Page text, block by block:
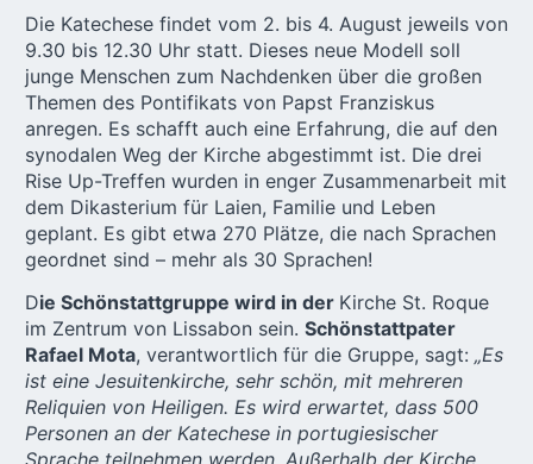
Die Katechese findet vom 2. bis 4. August jeweils von
9.30 bis 12.30 Uhr statt. Dieses neue Modell soll
junge Menschen zum Nachdenken über die großen
Themen des Pontifikats von Papst Franziskus
anregen. Es schafft auch eine Erfahrung, die auf den
synodalen Weg der Kirche abgestimmt ist. Die drei
Rise Up-Treffen wurden in enger Zusammenarbeit mit
dem Dikasterium für Laien, Familie und Leben
geplant. Es gibt etwa 270 Plätze, die nach Sprachen
geordnet sind – mehr als 30 Sprachen!
Die Schönstattgruppe wird in der Kirche St. Roque
im Zentrum von Lissabon sein. Schönstattpater
Rafael Mota, verantwortlich für die Gruppe, sagt: „Es
ist eine Jesuitenkirche, sehr schön, mit mehreren
Reliquien von Heiligen. Es wird erwartet, dass 500
Personen an der Katechese in portugiesischer